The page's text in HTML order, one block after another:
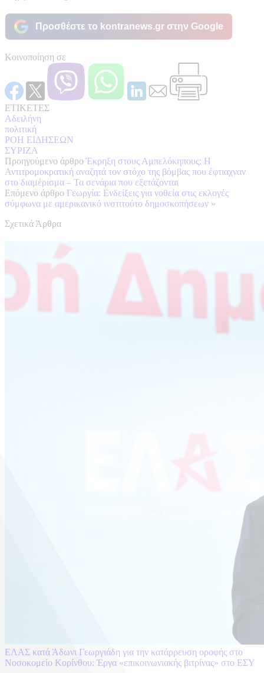
Προσθέστε το kontranews.gr στην Google
Κοινοποίηση σε
ΕΤΙΚΕΤΕΣ
Αδειλήνη
πολιτική
ΡΟΗ ΕΙΔΗΣΕΩΝ
ΣΥΡΙΖΑ
Προηγούμενο άρθρο Έκρηξη στους Αμπελόκηπους: Η
Αντιτρομοκρατική αναζητά τον στόχο της βόμβας που έφτιαχναν
στο διαμέρισμα – Τα σενάρια που εξετάζονται
Επόμενο άρθρο Γεωργία: Ενδείξεις για νοθεία στις εκλογές
σύμφωνα με αμερικανικό ινστιτούτο δημοσκοπήσεων »
Σχετικά Άρθρα
ΕΛΑΣ κατά Άδωνι Γεωργιάδη για την κατάρρευση οροφής στο
Νοσοκομείο Κορίνθου: Έργα «επικοινωνιακής βιτρίνας» στο ΕΣΥ